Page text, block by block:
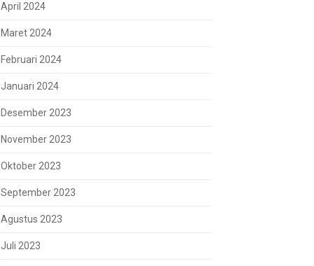
April 2024
Maret 2024
Februari 2024
Januari 2024
Desember 2023
November 2023
Oktober 2023
September 2023
Agustus 2023
Juli 2023